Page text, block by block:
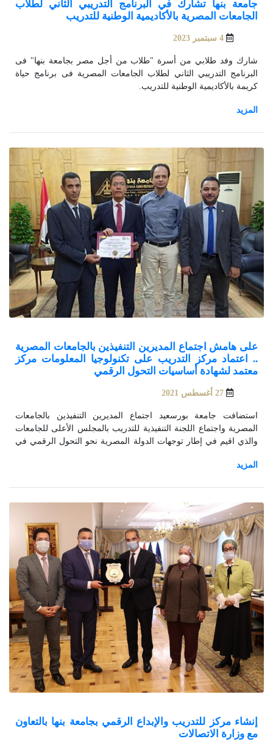
جامعة بنها تشارك في البرنامج التدريبي الثاني لطلاب
الجامعات المصرية بالأكاديمية الوطنية للتدريب
4 سبتمبر 2023
شارك وفد طلابي من أسرة "طلاب من أجل مصر بجامعة بنها" فى
البرنامج التدريبي الثاني لطلاب الجامعات المصرية فى برنامج حياة
كريمة بالأكاديمية الوطنية للتدريب.
على هامش اجتماع المديرين التنفيذين بالجامعات المصرية
.. اعتماد مركز التدريب على تكنولوجيا المعلومات مركز
معتمد لشهادة أساسيات التحول الرقمي
27 أغسطس 2021
استضافت جامعة بورسعيد اجتماع المديرين التنفيذين بالجامعات
المصرية واجتماع اللجنة التنفيذية للتدريب بالمجلس الأعلى للجامعات
والذي اقيم في إطار توجهات الدولة المصرية نحو التحول الرقمي في
إنشاء مركز للتدريب والإبداع الرقمي بجامعة بنها بالتعاون
مع وزارة الاتصالات